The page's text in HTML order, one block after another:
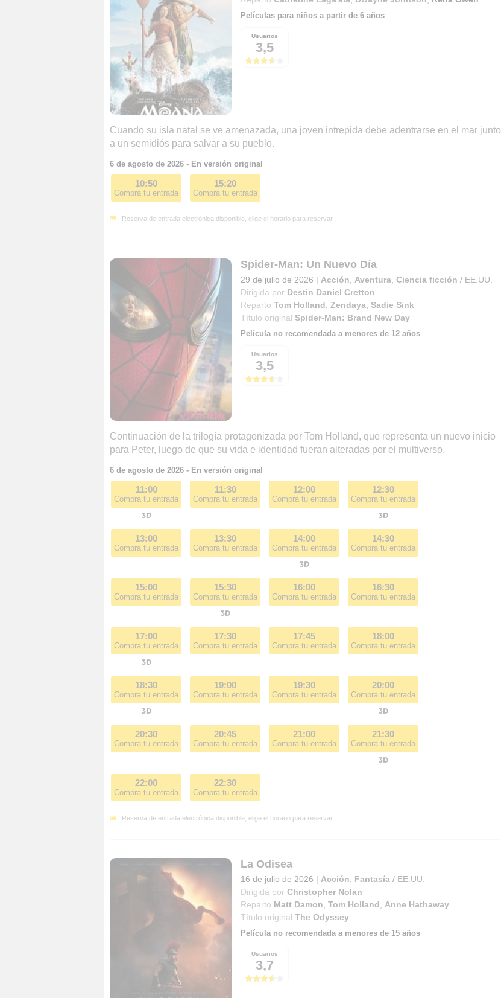
Películas para niños a partir de 6 años
Usuarios
3,5
Cuando su isla natal se ve amenazada, una joven intrepida debe adentrarse en el mar junto
a un semidiós para salvar a su pueblo.
6 de agosto de 2026 - En versión original
10:50
Compra tu entrada
15:20
Compra tu entrada
Reserva de entrada electrónica disponible, elige el horario para reservar
Spider-Man: Un Nuevo Día
29 de julio de 2026 | Acción, Aventura, Ciencia ficción / EE.UU.
Dirigida por Destin Daniel Cretton
Reparto Tom Holland, Zendaya, Sadie Sink
Título original Spider-Man: Brand New Day
Película no recomendada a menores de 12 años
Usuarios
3,5
Continuación de la trilogía protagonizada por Tom Holland, que representa un nuevo inicio
para Peter, luego de que su vida e identidad fueran alteradas por el multiverso.
6 de agosto de 2026 - En versión original
11:00
Compra tu entrada
11:30
Compra tu entrada
12:00
Compra tu entrada
12:30
Compra tu entrada
13:00
Compra tu entrada
13:30
Compra tu entrada
14:00
Compra tu entrada
14:30
Compra tu entrada
15:00
Compra tu entrada
15:30
Compra tu entrada
16:00
Compra tu entrada
16:30
Compra tu entrada
17:00
Compra tu entrada
17:30
Compra tu entrada
17:45
Compra tu entrada
18:00
Compra tu entrada
18:30
Compra tu entrada
19:00
Compra tu entrada
19:30
Compra tu entrada
20:00
Compra tu entrada
20:30
Compra tu entrada
20:45
Compra tu entrada
21:00
Compra tu entrada
21:30
Compra tu entrada
22:00
Compra tu entrada
22:30
Compra tu entrada
Reserva de entrada electrónica disponible, elige el horario para reservar
La Odisea
16 de julio de 2026 | Acción, Fantasía / EE.UU.
Dirigida por Christopher Nolan
Reparto Matt Damon, Tom Holland, Anne Hathaway
Título original The Odyssey
Película no recomendada a menores de 15 años
Usuarios
3,7